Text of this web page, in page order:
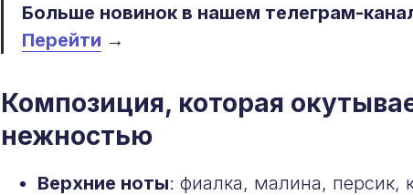
Больше новинок в нашем телеграм-
Перейти →
Композиция, которая
нежностью
Верхние ноты: фиалка, малина, персик,